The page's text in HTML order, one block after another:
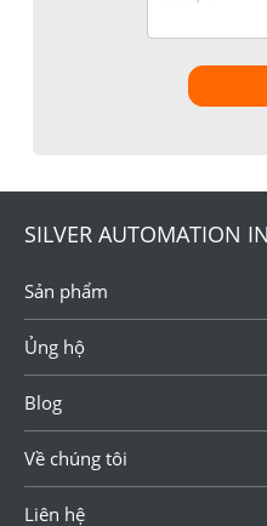
SILVER AUTOMATION
Sản phẩm
Ủng hộ
Blog
Về chúng tôi
Liên hệ